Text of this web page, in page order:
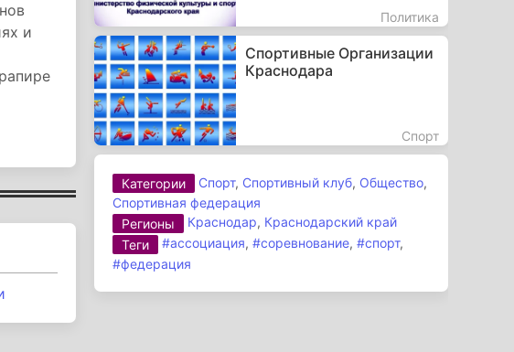
и
Политика
Спортивные Организации
Краснодара
Спорт
Категории Спорт, Спортивный клуб, Общество,
Спортивная федерация
Регионы
Краснодар, Краснодарский край
Теги
#ассоциация,#соревнование,#спорт,
#федерация